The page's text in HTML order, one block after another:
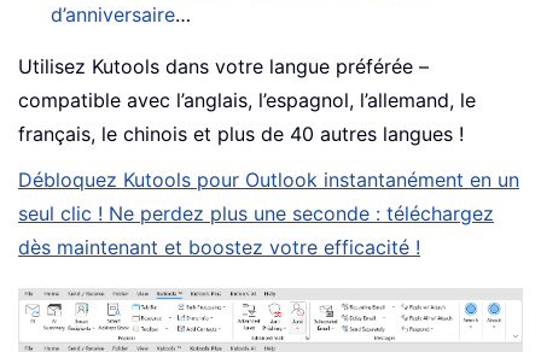
d’anniversaire…
Utilisez Kutools dans votre langue préférée –
compatible avec l’anglais, l’espagnol, l’allemand, le
français, le chinois et plus de 40 autres langues !
Débloquez Kutools pour Outlook instantanément en un
seul clic ! Ne perdez plus une seconde : téléchargez
dès maintenant et boostez votre efficacité !